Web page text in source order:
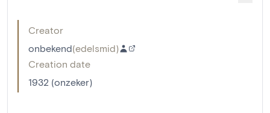
Creator
onbekend(edelsmid)
Creation date
1932 (onzeker)